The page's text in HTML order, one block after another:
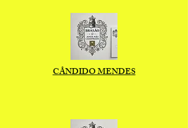
CÂNDIDO MENDES